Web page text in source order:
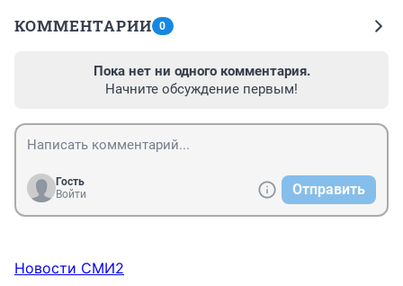
КОММЕНТАРИИ 0
Пока нет ни одного комментария.
Начните обсуждение первым!
Гость
Войти
Отправить
Новости СМИ2